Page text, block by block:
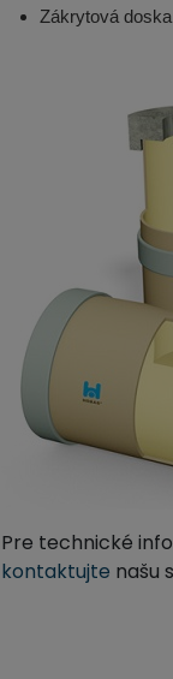
Zákrytová
Pre technické
kontaktujte našu